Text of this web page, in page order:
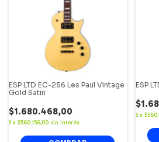
ESP LTD EC-256 Les Paul Vintage
Gold Satin
$1.680.468,00
3 x $560.156,00 sin interés
ESP
3 x